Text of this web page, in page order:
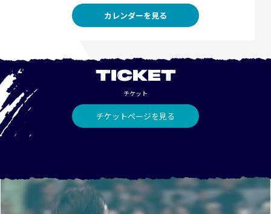
カレンダーを見る
TICKET
チケット
チケットページを見る